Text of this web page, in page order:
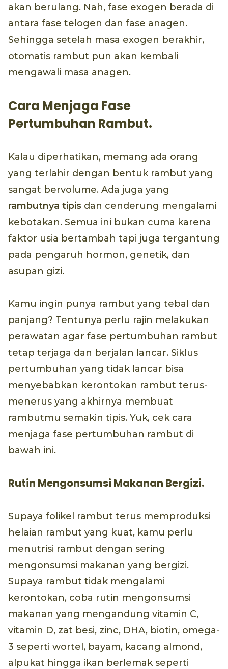
akan berulang. Nah, fase exogen berada di
antara fase telogen dan fase anagen.
Sehingga setelah masa exogen berakhir,
otomatis rambut pun akan kembali
mengawali masa anagen.
Cara Menjaga Fase
Pertumbuhan Rambut.
Kalau diperhatikan, memang ada orang
yang terlahir dengan bentuk rambut yang
sangat bervolume. Ada juga yang
rambutnya tipis dan cenderung mengalami
kebotakan. Semua ini bukan cuma karena
faktor usia bertambah tapi juga tergantung
pada pengaruh hormon, genetik, dan
asupan gizi.
Kamu ingin punya rambut yang tebal dan
panjang? Tentunya perlu rajin melakukan
perawatan agar fase pertumbuhan rambut
tetap terjaga dan berjalan lancar. Siklus
pertumbuhan yang tidak lancar bisa
menyebabkan kerontokan rambut terus-
menerus yang akhirnya membuat
rambutmu semakin tipis. Yuk, cek cara
menjaga fase pertumbuhan rambut di
bawah ini.
Rutin Mengonsumsi Makanan Bergizi.
Supaya folikel rambut terus memproduksi
helaian rambut yang kuat, kamu perlu
menutrisi rambut dengan sering
mengonsumsi makanan yang bergizi.
Supaya rambut tidak mengalami
kerontokan, coba rutin mengonsumsi
makanan yang mengandung vitamin C,
vitamin D, zat besi, zinc, DHA, biotin, omega-
3 seperti wortel, bayam, kacang almond,
alpukat hingga ikan berlemak seperti